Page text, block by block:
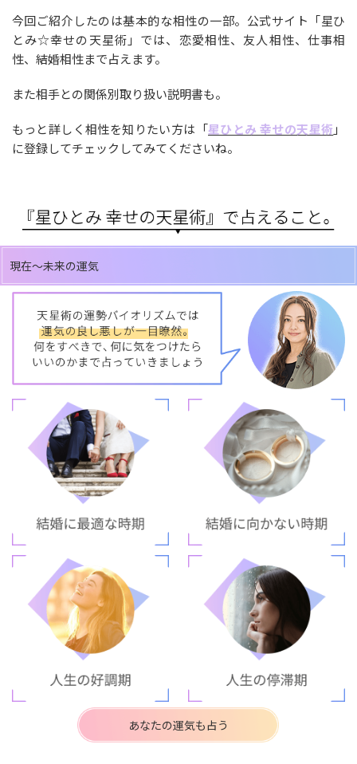
今回ご紹介したのは基本的な相性の一部。公式サイト「星ひ
とみ☆幸せの天星術」では、恋愛相性、友人相性、仕事相
性、結婚相性まで占えます。
また相手との関係別取り扱い説明書も。
もっと詳しく相性を知りたい方は「星ひとみ 幸せの天星術 」
に登録してチェックしてみてくださいね。
現在～未来の運気
あなたの運気も占う